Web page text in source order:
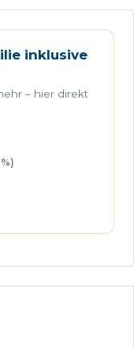
inklusive
– hier direkt